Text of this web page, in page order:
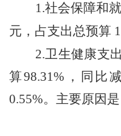
1.社会保障和
元，占支出总预算
2.卫生健康支出
算98.31% ，同比
0.55%。 主要原因是